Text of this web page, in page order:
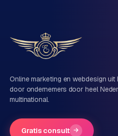
Vertel ons
Naam
Bedrijfsnaam
Online marketing en webdesign
door ondernemers door heel
multinational.
Gratis consult →